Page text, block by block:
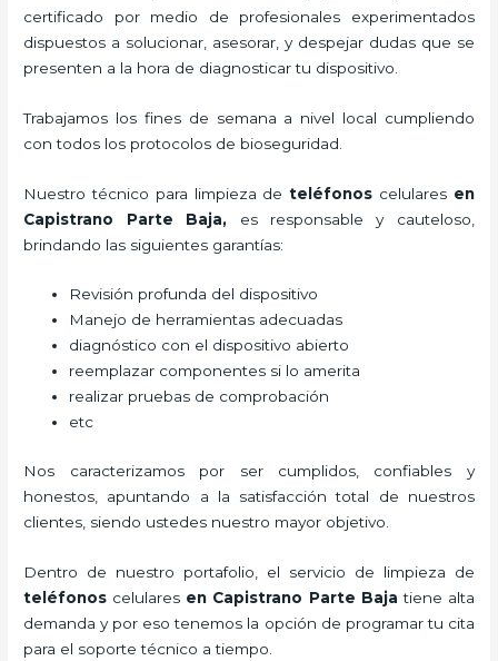
certificado por medio de profesionales experimentados
dispuestos a solucionar, asesorar, y despejar dudas que se
presenten a la hora de diagnosticar tu dispositivo.
Trabajamos los fines de semana a nivel local cumpliendo
con todos los protocolos de bioseguridad.
Nuestro técnico para limpieza deteléfonos celulares en
Capistrano Parte Baja, es responsable y cauteloso,
brindando las siguientes garantías:
Revisión profunda del dispositivo
Manejo de herramientas adecuadas
diagnóstico con el dispositivo abierto
reemplazar componentes si lo amerita
realizar pruebas de comprobación
etc
Nos caracterizamos por ser cumplidos, confiables y
honestos, apuntando a la satisfacción total de nuestros
clientes, siendo ustedes nuestro mayor objetivo.
Dentro de nuestro portafolio, el servicio de limpieza de
teléfonos celulares en Capistrano Parte Baja tiene alta
demanda y por eso tenemos la opción de programar tu cita
para el soporte técnico a tiempo.